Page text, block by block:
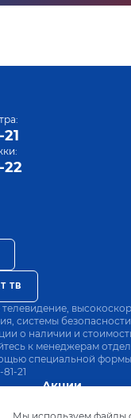
Акции
Оплата
22
ТВ
системы
о наличии и
к менеджерам
специальной формы
21